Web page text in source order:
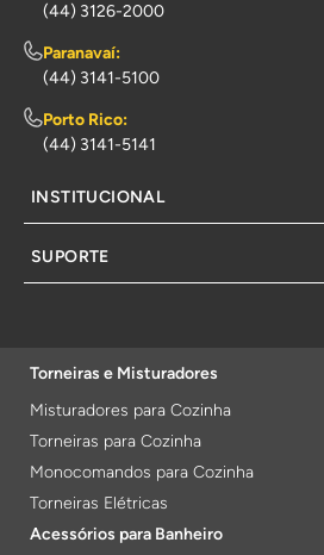
(44) 3126-2000
Paranavaí:
(44) 3141-5100
Porto Rico:
(44) 3141-5141
INSTITUCIONAL
SUPORTE
Torneiras e Misturadores
Misturadores para Cozinha
Torneiras para Cozinha
Monocomandos para Cozinha
Torneiras Elétricas
Acessórios para Banheiro